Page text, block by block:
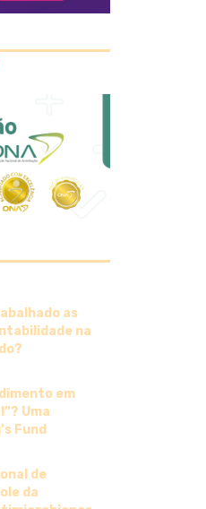
as
na
em
Uma
Fund
de
da